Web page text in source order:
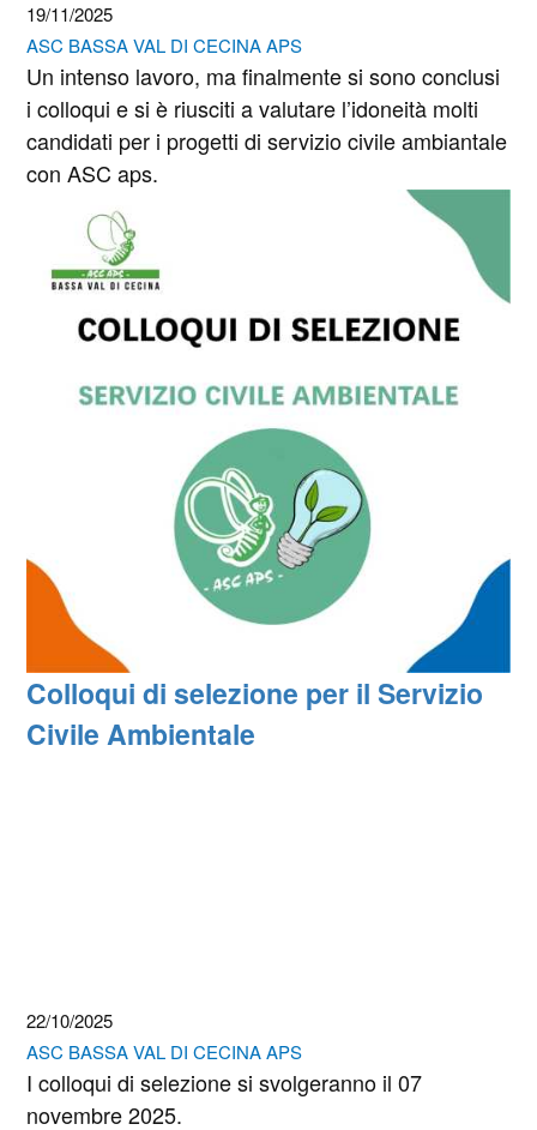
19/11/2025
ASC BASSA VAL DI CECINA APS
Un intenso lavoro, ma finalmente si sono conclusi
i colloqui e si è riusciti a valutare l’idoneità molti
candidati per i progetti di servizio civile ambiantale
con ASC aps.
Colloqui di selezione per il Servizio
Civile Ambientale
22/10/2025
ASC BASSA VAL DI CECINA APS
I colloqui di selezione si svolgeranno il 07
novembre 2025.